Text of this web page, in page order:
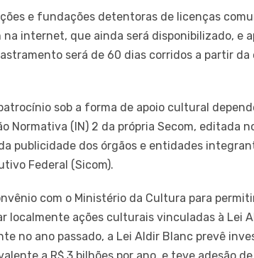
e fundações detentoras de licenças
internet, que ainda será disponibilizado, e
será de 60 dias corridos a partir da
sob a forma de apoio cultural
(IN) 2 da própria Secom, editada
publicidade dos órgãos e entidades
Federal (Sicom).
com o Ministério da Cultura para
localmente ações culturais vinculadas à Lei
no ano passado, a Lei Aldir Blanc prevê